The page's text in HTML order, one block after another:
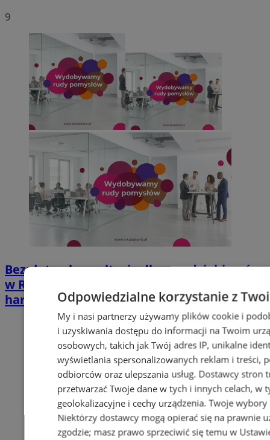
9
Bezpłatne konsultacje dla przedsiębiorców
w Rudzie Śląskiej. Znamy sierpniowy
harmonogramOdpowiedzialne korzystanie z
My i nasi partnerzy używamy plików cookie i
i uzyskiwania dostępu do informacji na Twoim
osobowych, takich jak Twój adres IP, unikalne
wyświetlania spersonalizowanych reklam i treści,
odbiorców oraz ulepszania usług. Dostawcy stron
przetwarzać Twoje dane w tych i innych celach, w
geolokalizacyjne i cechy urządzenia. Twoje
Niektórzy dostawcy mogą opierać się na prawnie
zgodzie; masz prawo sprzeciwić się temu w